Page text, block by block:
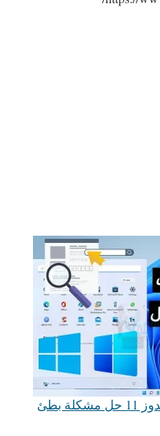
شرح تعطيل فهرس البحث في ويندوز 11 حل مشكلة بطئ